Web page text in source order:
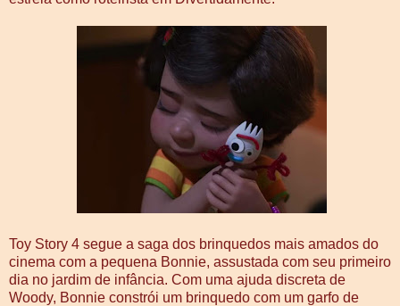
Toy Story 4 segue a saga dos brinquedos mais amados do
cinema com a pequena Bonnie, assustada com seu primeiro
dia no jardim de infância. Com uma ajuda discreta de
Woody, Bonnie constrói um brinquedo com um garfo de